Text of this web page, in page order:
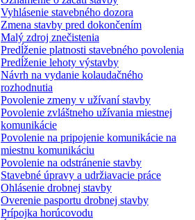
Vyhlásenie stavebného dozora
Zmena stavby pred dokončením
Malý zdroj znečistenia
Predĺženie platnosti stavebného povolenia
Predĺženie lehoty výstavby
Návrh na vydanie kolaudačného
rozhodnutia
Povolenie zmeny v užívaní stavby
Povolenie zvláštneho užívania miestnej
komunikácie
Povolenie na pripojenie komunikácie na
miestnu komunikáciu
Povolenie na odstránenie stavby
Stavebné úpravy a udržiavacie práce
Ohlásenie drobnej stavby
Overenie pasportu drobnej stavby
Prípojka horúcovodu